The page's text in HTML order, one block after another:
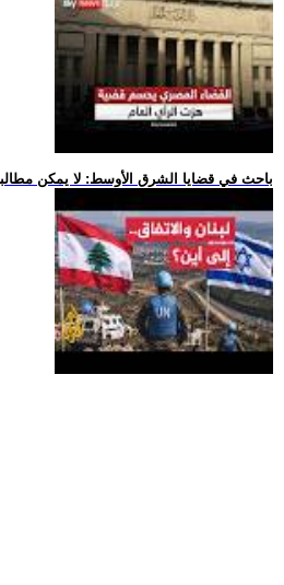
.. باحث في قضايا الشرق الأوسط: لا يمكن